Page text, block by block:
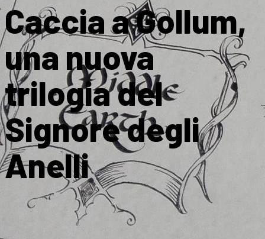
Caccia a Gollum,
una nuova
trilogia del
Signore degli
Anelli